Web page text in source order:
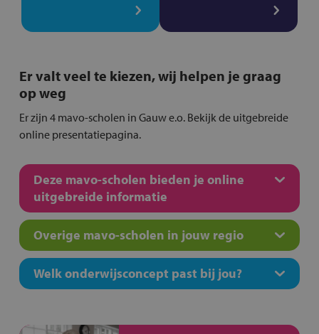
Er valt veel te kiezen, wij helpen je graag
op weg
Er zijn 4 mavo-scholen in Gauw e.o. Bekijk de uitgebreide
online presentatiepagina.
Deze mavo-scholen bieden je online
uitgebreide informatie
Overige mavo-scholen in jouw regio
Welk onderwijsconcept past bij jou?